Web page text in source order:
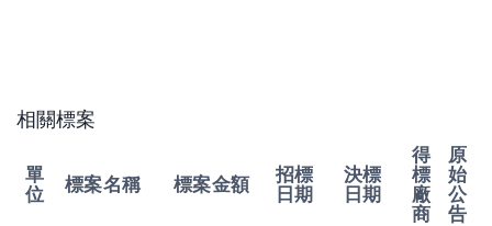
相關標案
單
位
標案名稱 標案金額
招標
日期
決標
日期
得
標
廠
商
原
始
公
告